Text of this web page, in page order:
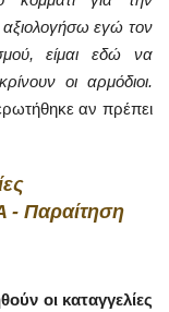
εγώ τον
είμαι εδώ να
οι αρμόδιοι.
αν πρέπει
- Παραίτηση
οι καταγγελίες